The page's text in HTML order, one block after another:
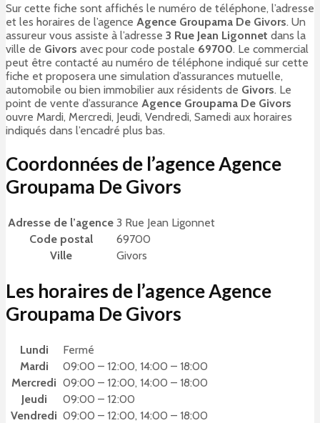
Sur cette fiche sont affichés le numéro de téléphone, l’adresse
et les horaires de l’agence Agence Groupama De Givors. Un
assureur vous assiste à l’adresse 3 Rue Jean Ligonnet dans la
ville de Givors avec pour code postale 69700. Le commercial
peut être contacté au numéro de téléphone indiqué sur cette
fiche et proposera une simulation d’assurances mutuelle,
automobile ou bien immobilier aux résidents de Givors. Le
point de vente d’assurance Agence Groupama De Givors
ouvre Mardi, Mercredi, Jeudi, Vendredi, Samedi aux horaires
indiqués dans l’encadré plus bas.
Coordonnées de l’agence Agence
Groupama De Givors
Adresse de l’agence 3 Rue Jean Ligonnet
Code postal
69700
Ville
Givors
Les horaires de l’agence Agence
Groupama De Givors
Lundi
Fermé
Mardi
09:00 – 12:00, 14:00 – 18:00
Mercredi 09:00 – 12:00, 14:00 – 18:00
Jeudi
09:00 – 12:00
Vendredi 09:00 – 12:00, 14:00 – 18:00